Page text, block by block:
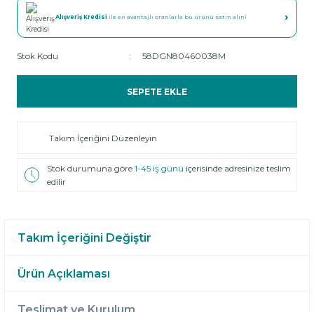
Alışveriş Kredisi ile en avantajlı oranlarla bu ürünü satın alın! ›
Stok Kodu 58DGN80460038M
SEPETE EKLE
Takım İçeriğini Düzenleyin
Stok durumuna göre1-45 iş günü içerisinde adresinize teslim
edilir
Takım İçeriğini Değiştir
Ürün Açıklaması
Teslimat ve Kurulum